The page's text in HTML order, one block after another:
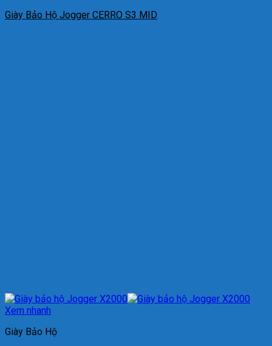
Giày Bảo Hộ Jogger CERRO S3 MID
Xem nhanh
Giày Bảo Hộ